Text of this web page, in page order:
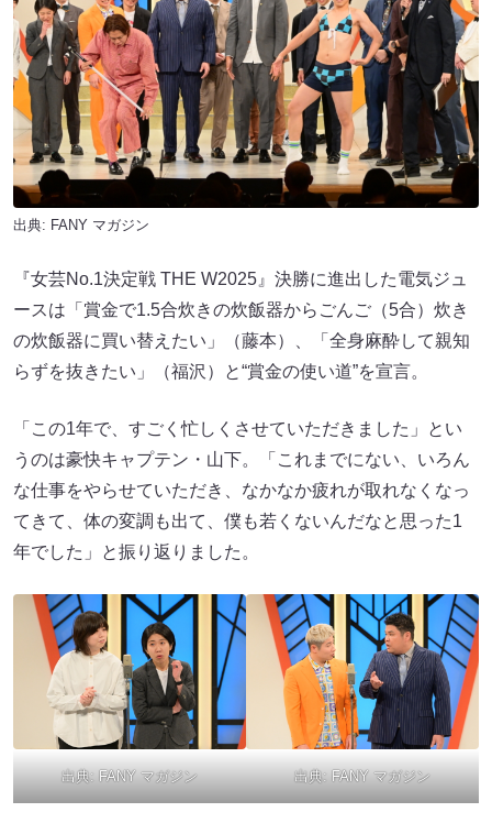
出典: FANY マガジン
『女芸No.1決定戦 THE W2025』決勝に進出した電気ジュ
ースは「賞金で1.5合炊きの炊飯器からごんご（5合）炊き
の炊飯器に買い替えたい」（藤本）、「全身麻酔して親知
らずを抜きたい」（福沢）と“賞金の使い道”を宣言。
「この1年で、すごく忙しくさせていただきました」とい
うのは豪快キャプテン・山下。「これまでにない、いろん
な仕事をやらせていただき、なかなか疲れが取れなくなっ
てきて、体の変調も出て、僕も若くないんだなと思った1
年でした」と振り返りました。
出典: FANY マガジン 出典: FANY マガジン